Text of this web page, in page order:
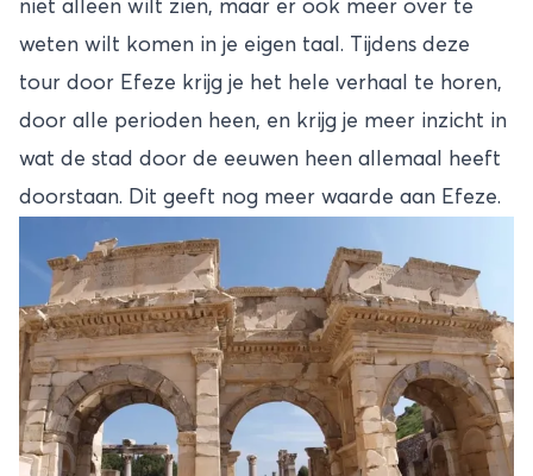
niet alleen wilt zien, maar er ook meer over te
weten wilt komen in je eigen taal. Tijdens deze
tour door Efeze krijg je het hele verhaal te horen,
door alle perioden heen, en krijg je meer inzicht in
wat de stad door de eeuwen heen allemaal heeft
doorstaan. Dit geeft nog meer waarde aan Efeze.